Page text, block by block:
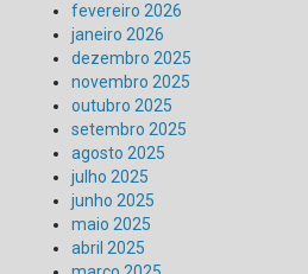
fevereiro 2026
janeiro 2026
dezembro 2025
novembro 2025
outubro 2025
setembro 2025
agosto 2025
julho 2025
junho 2025
maio 2025
abril 2025